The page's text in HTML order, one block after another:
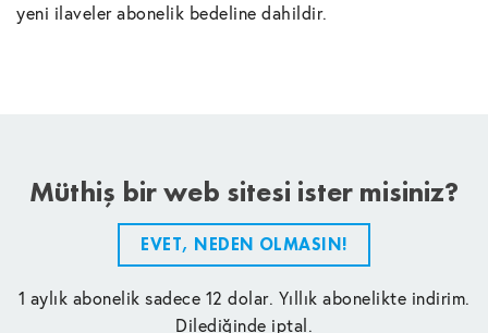
yeni ilaveler abonelik bedeline dahildir.
Müthiş bir web sitesi ister misiniz?
EVET, NEDEN OLMASIN!
1 aylık abonelik sadece 12 dolar. Yıllık abonelikte indirim.
Dilediğinde iptal.